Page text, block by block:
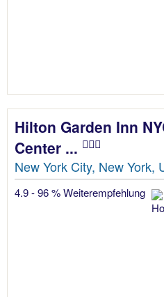
Hilton Garden Inn
Center ...
New York City, New York,
4.9 - 96 % Weiterempfehlung